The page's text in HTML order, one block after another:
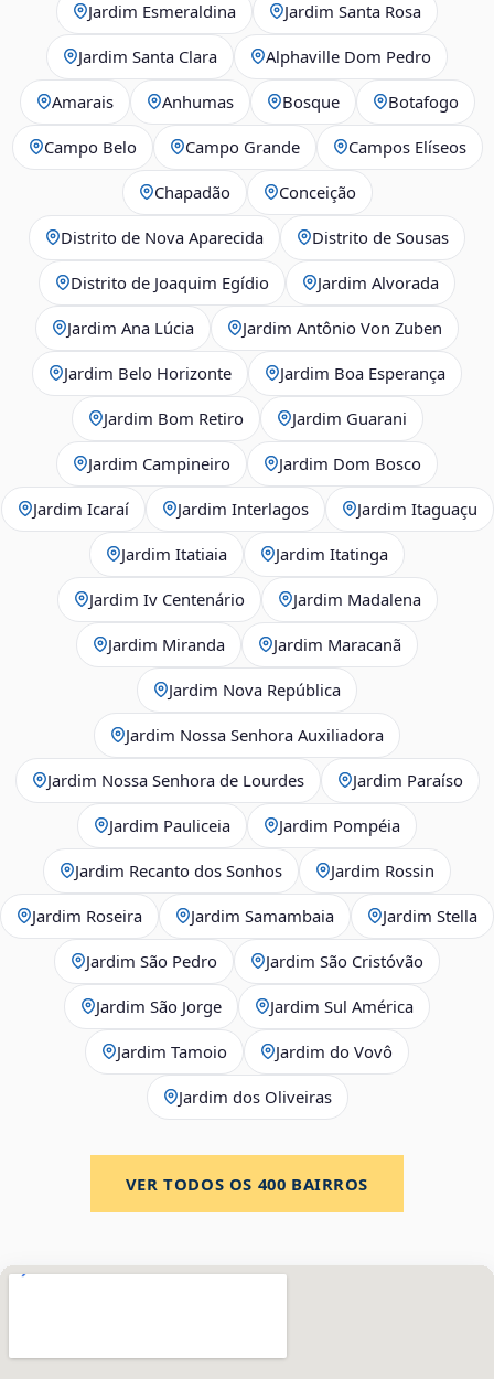
Jardim Esmeraldina Jardim Santa Rosa
Jardim Santa Clara Alphaville Dom Pedro
Amarais Anhumas Bosque Botafogo
Campo Belo Campo Grande Campos Elíseos
Chapadão Conceição
Distrito de Nova Aparecida Distrito de Sousas
Distrito de Joaquim Egídio Jardim Alvorada
Jardim Ana Lúcia Jardim Antônio Von Zuben
Jardim Belo Horizonte Jardim Boa Esperança
Jardim Bom Retiro Jardim Guarani
Jardim Campineiro Jardim Dom Bosco
Jardim Icaraí Jardim Interlagos Jardim Itaguaçu
Jardim Itatiaia Jardim Itatinga
Jardim Iv Centenário Jardim Madalena
Jardim Miranda Jardim Maracanã
Jardim Nova República
Jardim Nossa Senhora Auxiliadora
Jardim Nossa Senhora de Lourdes Jardim Paraíso
Jardim Pauliceia Jardim Pompéia
Jardim Recanto dos Sonhos Jardim Rossin
Jardim Roseira Jardim Samambaia Jardim Stella
Jardim São Pedro Jardim São Cristóvão
Jardim São Jorge Jardim Sul América
Jardim Tamoio Jardim do Vovô
Jardim dos Oliveiras
VER TODOS OS 400 BAIRROS